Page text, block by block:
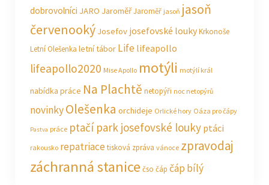
dobrovolníci JARO JaroměřJaroměř jasoň jasoň
červenooký Josefov josefovské loukyKrkonoše
Letní Olešenka letní tábor Life lifeapollo
lifeapollo2020 Mise Apollo motýli motýlí král
nabídka práce Na Plachtě netopýři noc netopýrů
novinkyOlešenka orchideje Orlické hory Oáza pro čápy
Pastva práce ptačí park josefovské louky ptáci
rakousko repatriacetisková zpráva vánoce zpravodaj
záchranná stanice čso čáp čáp bílý